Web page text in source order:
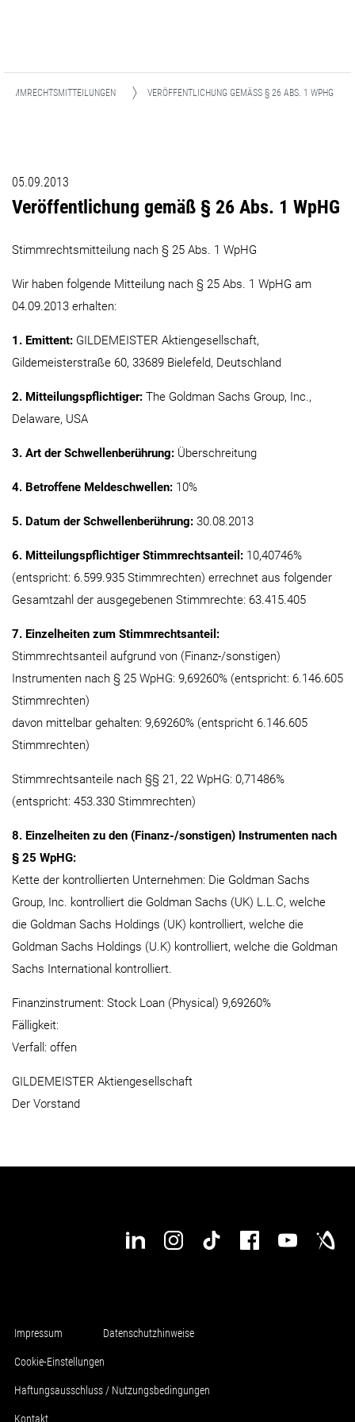
STIMMRECHTSMITTEILUNGEN VERÖFFENTLICHUNG GEMÄSS § 26 ABS. 1 WPHG
05.09.2013
Veröffentlichung gemäß § 26 Abs. 1 WpHG
Stimmrechtsmitteilung nach § 25 Abs. 1 WpHG
Wir haben folgende Mitteilung nach § 25 Abs. 1 WpHG am
04.09.2013 erhalten:
1. Emittent: GILDEMEISTER Aktiengesellschaft,
Gildemeisterstraße 60, 33689 Bielefeld, Deutschland
2. Mitteilungspflichtiger: The Goldman Sachs Group, Inc.,
Delaware, USA
3. Art der Schwellenberührung: Überschreitung
4. Betroffene Meldeschwellen: 10%
5. Datum der Schwellenberührung: 30.08.2013
6. Mitteilungspflichtiger Stimmrechtsanteil: 10,40746%
(entspricht: 6.599.935 Stimmrechten) errechnet aus folgender
Gesamtzahl der ausgegebenen Stimmrechte: 63.415.405
7. Einzelheiten zum Stimmrechtsanteil:
Stimmrechtsanteil aufgrund von (Finanz-/sonstigen)
Instrumenten nach § 25 WpHG: 9,69260% (entspricht: 6.146.605
Stimmrechten)
davon mittelbar gehalten: 9,69260% (entspricht 6.146.605
Stimmrechten)
Stimmrechtsanteile nach §§ 21, 22 WpHG: 0,71486%
(entspricht: 453.330 Stimmrechten)
8. Einzelheiten zu den (Finanz-/sonstigen) Instrumenten nach
§ 25 WpHG:
Kette der kontrollierten Unternehmen: Die Goldman Sachs
Group, Inc. kontrolliert die Goldman Sachs (UK) L.L.C, welche
die Goldman Sachs Holdings (UK) kontrolliert, welche die
Goldman Sachs Holdings (U.K) kontrolliert, welche die Goldman
Sachs International kontrolliert.
Finanzinstrument: Stock Loan (Physical) 9,69260%
Fälligkeit:
Verfall: offen
GILDEMEISTER Aktiengesellschaft
Der Vorstand
Impressum Datenschutzhinweise
Cookie-Einstellungen
Haftungsausschluss / Nutzungsbedingungen
Kontakt